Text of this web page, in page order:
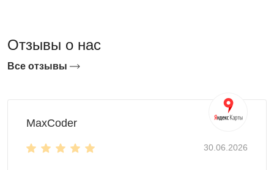
стоимость в 5–10 раз выше. Хозблок для машины
SKOGGY устанавливается на любое ровное основание
привлечения тяжёлой техники. Болтовые соединения
без сварки позволяют разобрать конструкцию и
капитальный гараж такой мобильности не даёт. При
Отзывы о нас
Все отзывы
MaxCoder
30.06.2026